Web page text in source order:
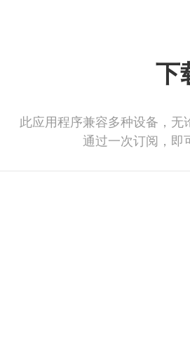
下
此应用程序兼容多种设备，无
通过一次订阅，即